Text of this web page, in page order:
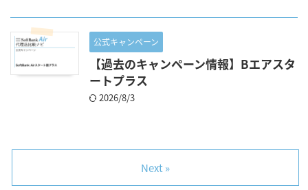
公式キャンペーン
【過去のキャンペーン情報】Bエアスタ
ートプラス
2026/8/3
Next »